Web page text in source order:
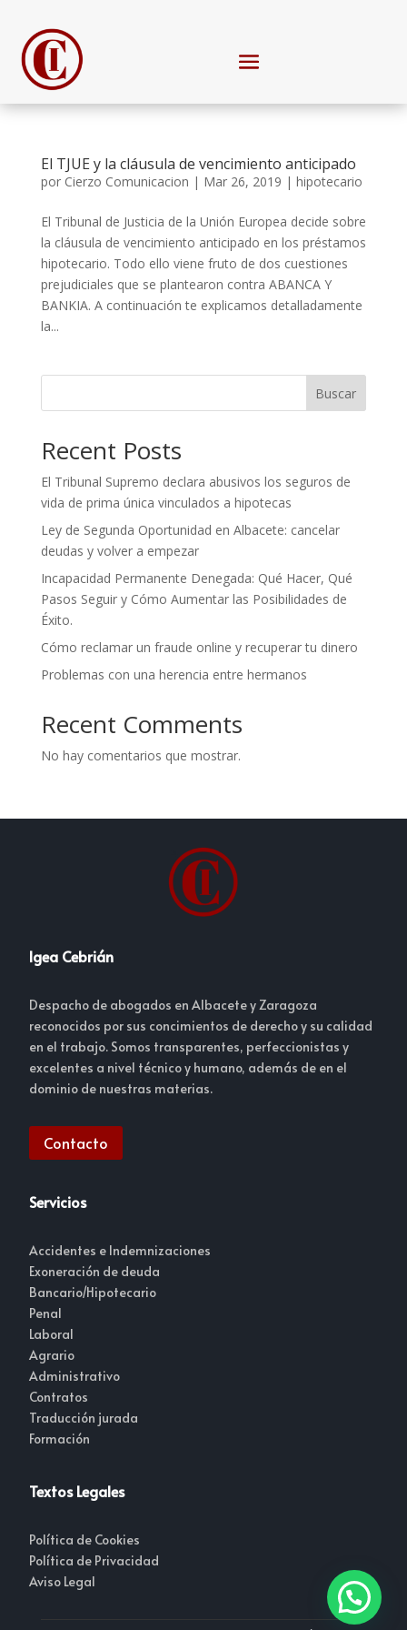
El TJUE y la cláusula de vencimiento anticipado
por Cierzo Comunicacion | Mar 26, 2019 | hipotecario
El Tribunal de Justicia de la Unión Europea decide sobre
la cláusula de vencimiento anticipado en los préstamos
hipotecario. Todo ello viene fruto de dos cuestiones
prejudiciales que se plantearon contra ABANCA Y
BANKIA. A continuación te explicamos detalladamente
la...
Buscar
Recent Posts
El Tribunal Supremo declara abusivos los seguros de
vida de prima única vinculados a hipotecas
Ley de Segunda Oportunidad en Albacete: cancelar
deudas y volver a empezar
Incapacidad Permanente Denegada: Qué Hacer, Qué
Pasos Seguir y Cómo Aumentar las Posibilidades de
Éxito.
Cómo reclamar un fraude online y recuperar tu dinero
Problemas con una herencia entre hermanos
Recent Comments
No hay comentarios que mostrar.
Igea Cebrián
Despacho de abogados en Albacete y Zaragoza
reconocidos por sus concimientos de derecho y su calidad
en el trabajo. Somos transparentes, perfeccionistas y
excelentes a nivel técnico y humano, además de en el
dominio de nuestras materias.
Contacto
Servicios
Accidentes e Indemnizaciones
Exoneración de deuda
Bancario/Hipotecario
Penal
Laboral
Agrario
Administrativo
Contratos
Traducción jurada
Formación
Textos Legales
Política de Cookies
Política de Privacidad
Aviso Legal